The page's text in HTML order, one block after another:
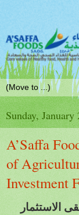
Sunday, January
A’Saffa
of
Investment
الاستثمار